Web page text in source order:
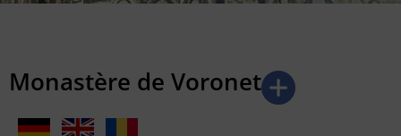
Monastère de Voronet